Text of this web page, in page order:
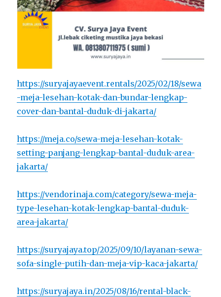
https://suryajayaevent.rentals/2025/02/18/sewa
-meja-lesehan-kotak-dan-bundar-lengkap-
cover-dan-bantal-duduk-di-jakarta/
https://meja.co/sewa-meja-lesehan-kotak-
setting-panjang-lengkap-bantal-duduk-area-
jakarta/
https://vendorinaja.com/category/sewa-meja-
type-lesehan-kotak-lengkap-bantal-duduk-
area-jakarta/
https://suryajaya.top/2025/09/10/layanan-sewa-
sofa-single-putih-dan-meja-vip-kaca-jakarta/
https://suryajaya.in/2025/08/16/rental-black-